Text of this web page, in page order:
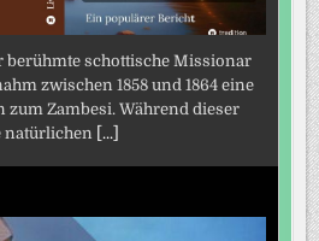
berühmte schottische Missionar
zwischen 1858 und 1864 eine
zum Zambesi. Während dieser
natürlichen [...]